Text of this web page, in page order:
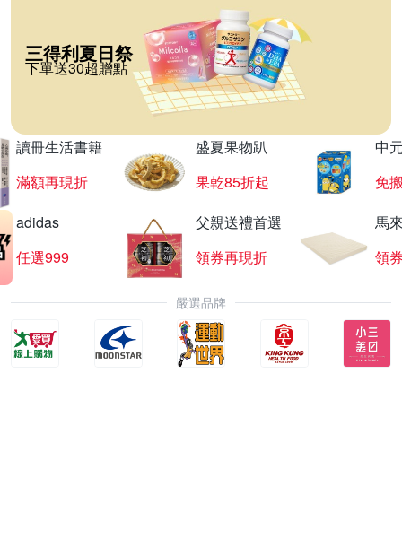
三得利夏日祭
下單送30超贈點
讀冊生活書籍
滿額再現折
盛夏果物趴
果乾85折起
中
免
adidas
任選999
父親送禮首選
領券再現折
馬
領
嚴選品牌